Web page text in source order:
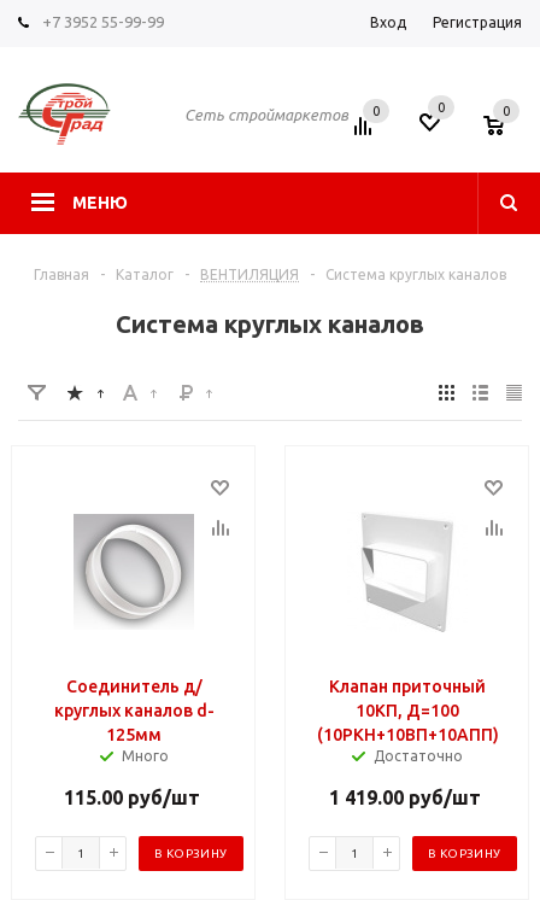
+7 3952 55-99-99 Вход Регистрация
Сеть строймаркетов
МЕНЮ
0 0 0
Главная - Каталог - ВЕНТИЛЯЦИЯ - Система круглых каналов
Система круглых каналов
Соединитель д/
круглых каналов d-
125мм
Много
115.00руб/шт
В КОРЗИНУ
Клапан приточный
10КП, Д=100
(10РКН+10ВП+10АПП)
Достаточно
1 419.00 руб/шт
В КОРЗИНУ